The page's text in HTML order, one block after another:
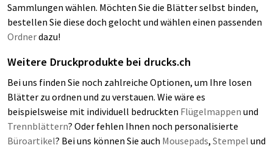
Sammlungen wählen. Möchten Sie die Blätter selbst binden,
bestellen Sie diese doch gelocht und wählen einen passenden
Ordnerdazu!
Weitere Druckprodukte bei drucks.ch
Bei uns finden Sie noch zahlreiche Optionen, um Ihre losen
Blätter zu ordnen und zu verstauen. Wie wäre es
beispielsweise mit individuell bedruckten Flügelmappen und
Trennblättern? Oder fehlen Ihnen noch personalisierte
Büroartikel? Bei uns können Sie auch Mousepads, Stempel und